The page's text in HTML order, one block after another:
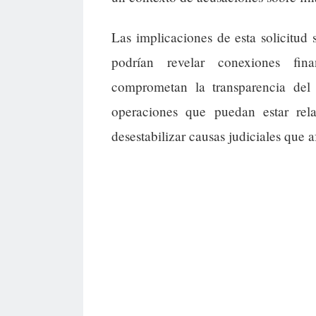
Las implicaciones de esta
podrían revelar conexiones
comprometan la transparencia
operaciones que puedan estar
desestabilizar causas judiciales que